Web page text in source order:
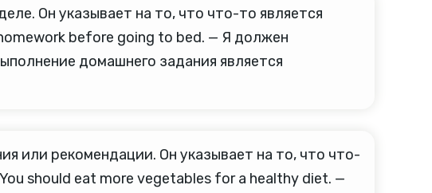
Он указывает на то, что что-то является
before going to bed. — Я должен
домашнего задания является
или рекомендации. Он указывает на то, что что-
should eat more vegetables for a healthy diet. —